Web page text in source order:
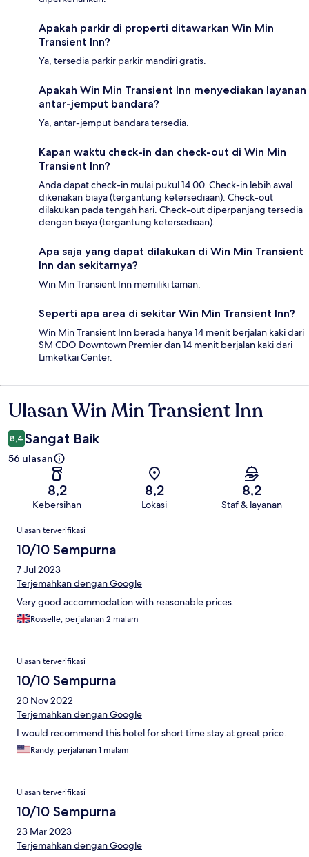
Apakah parkir di properti ditawarkan Win Min
Transient Inn?
Ya, tersedia parkir parkir mandiri gratis.
Apakah Win Min Transient Inn menyediakan layanan
antar-jemput bandara?
Ya, antar-jemput bandara tersedia.
Kapan waktu check-in dan check-out di Win Min
Transient Inn?
Anda dapat check-in mulai pukul 14.00. Check-in lebih awal
dikenakan biaya (tergantung ketersediaan). Check-out
dilakukan pada tengah hari. Check-out diperpanjang tersedia
dengan biaya (tergantung ketersediaan).
Apa saja yang dapat dilakukan di Win Min Transient
Inn dan sekitarnya?
Win Min Transient Inn memiliki taman.
Seperti apa area di sekitar Win Min Transient Inn?
Win Min Transient Inn berada hanya 14 menit berjalan kaki dari
SM CDO Downtown Premier dan 14 menit berjalan kaki dari
Limketkai Center.
Ulasan
Ulasan Win Min Transient Inn
8,4 Sangat Baik
56 ulasan
8,2
Kebersihan
8,2
Lokasi
8,2
Staf & layanan
Ulasan
Ulasan terverifikasi
10/10 Sempurna
7 Jul 2023
Terjemahkan dengan Google
Very good accommodation with reasonable prices.
Rosselle, perjalanan 2 malam
Ulasan terverifikasi
10/10 Sempurna
20 Nov 2022
Terjemahkan dengan Google
I would recommend this hotel for short time stay at great price.
Randy, perjalanan 1 malam
Ulasan terverifikasi
10/10 Sempurna
23 Mar 2023
Terjemahkan dengan Google